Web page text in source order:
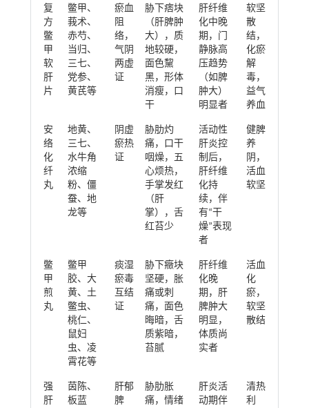
复
方
鳖
甲
软
肝
片
鳖甲、
莪术、
赤芍、
当归、
三七、
党参、
黄芪等
瘀血
阻
络，
气阴
两虚
证
胁下痞块
（肝脾肿
大），质
地较硬，
面色黧
黑，形体
消瘦，口
干
肝纤维
化中晚
期，门
静脉高
压趋势
（如脾
肿大）
明显者
软坚
散
结，
化瘀
解
毒，
益气
养血
安
络
化
纤
丸
地黄、
三七、
水牛角
浓缩
粉、僵
蚕、地
龙等
阴虚
瘀热
证
胁肋灼
痛，口干
咽燥，五
心烦热，
手掌发红
（肝
掌），舌
红苔少
活动性
肝炎控
制后，
肝纤维
化持
续，伴
有“干
燥”表现
者
健脾
养
阴，
活血
软坚
鳖
甲
煎
丸
鳖甲
胶、大
黄、土
鳖虫、
桃仁、
鼠妇
虫、凌
霄花等
痰湿
瘀毒
互结
证
胁下癥块
坚硬，胀
痛或刺
痛，面色
晦暗，舌
质紫暗，
苔腻
肝纤维
化晚
期，肝
脾肿大
明显，
体质尚
实者
活血
化
瘀，
软坚
散结
强
肝
茵陈、
板蓝
肝郁
脾
胁肋胀
痛，情绪
肝炎活
动期伴
清热
利